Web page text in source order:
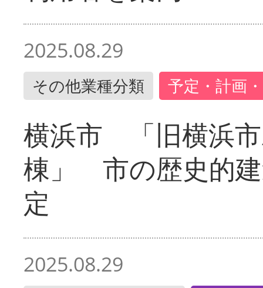
2025.08.29
その他業種分類 予定・計画
横浜市 「旧横浜
棟」 市の歴史的
定
2025.08.29